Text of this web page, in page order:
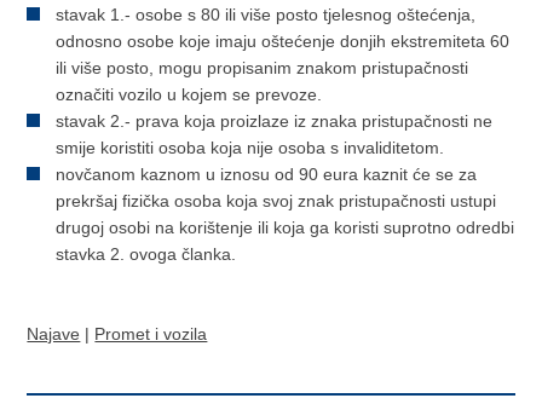
stavak 1.- osobe s 80 ili više posto tjelesnog oštećenja,
odnosno osobe koje imaju oštećenje donjih ekstremiteta 60
ili više posto, mogu propisanim znakom pristupačnosti
označiti vozilo u kojem se prevoze.
stavak 2.- prava koja proizlaze iz znaka pristupačnosti ne
smije koristiti osoba koja nije osoba s invaliditetom.
novčanom kaznom u iznosu od 90 eura kaznit će se za
prekršaj fizička osoba koja svoj znak pristupačnosti ustupi
drugoj osobi na korištenje ili koja ga koristi suprotno odredbi
stavka 2. ovoga članka.
Najave | Promet i vozila